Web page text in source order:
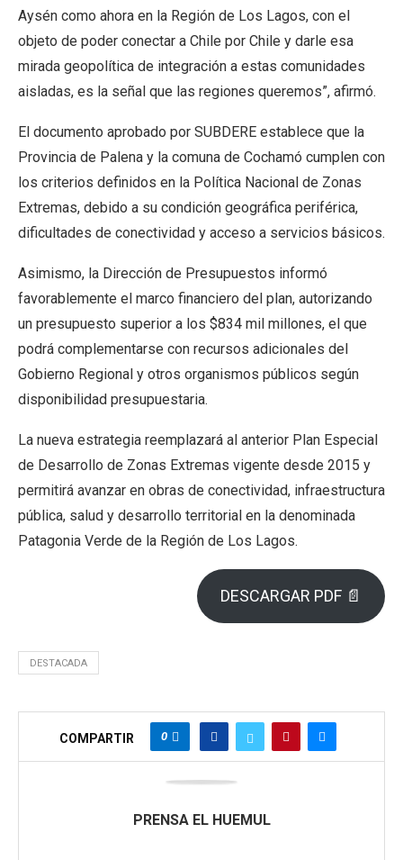
Aysén como ahora en la Región de Los Lagos, con el
objeto de poder conectar a Chile por Chile y darle esa
mirada geopolítica de integración a estas comunidades
aisladas, es la señal que las regiones queremos”, afirmó.
El documento aprobado por SUBDERE establece que la
Provincia de Palena y la comuna de Cochamó cumplen con
los criterios definidos en la Política Nacional de Zonas
Extremas, debido a su condición geográfica periférica,
dificultades de conectividad y acceso a servicios básicos.
Asimismo, la Dirección de Presupuestos informó
favorablemente el marco financiero del plan, autorizando
un presupuesto superior a los $834 mil millones, el que
podrá complementarse con recursos adicionales del
Gobierno Regional y otros organismos públicos según
disponibilidad presupuestaria.
La nueva estrategia reemplazará al anterior Plan Especial
de Desarrollo de Zonas Extremas vigente desde 2015 y
permitirá avanzar en obras de conectividad, infraestructura
pública, salud y desarrollo territorial en la denominada
Patagonia Verde de la Región de Los Lagos.
DESCARGAR PDF 📄
DESTACADA
COMPARTIR 0
PRENSA EL HUEMUL